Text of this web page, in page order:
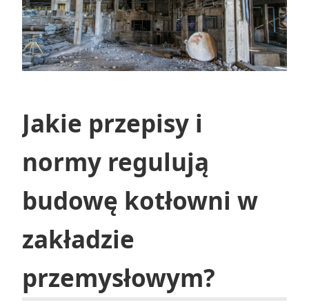
Jakie przepisy i
normy regulują
budowę kotłowni w
zakładzie
przemysłowym?